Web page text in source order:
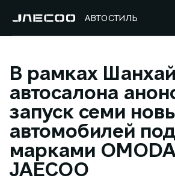
АВТОСТИЛЬ
В рамках
автосалона
запуск семи
автомобилей под
марками
JAECOO